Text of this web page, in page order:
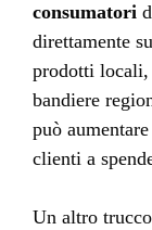
consumatori
direttamente
prodotti locali,
bandiere
può
clienti a
Un altro